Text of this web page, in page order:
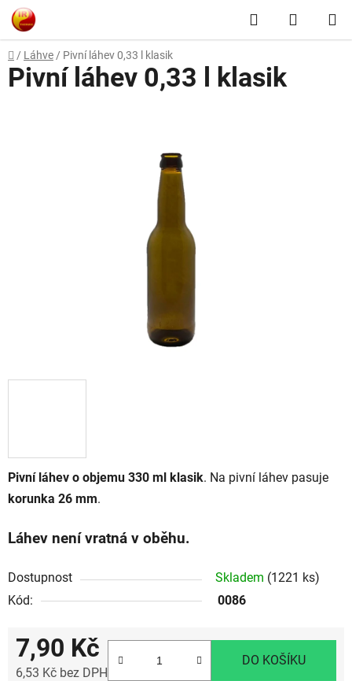
Přejít
na
obsah
Hledat
KOŠÍK
Domů
/ Láhve / Pivní láhev 0,33 l klasik
Pivní láhev o objemu 330 ml klasik. Na pivní láhev pasuje
korunka 26 mm.
Láhev není vratná v oběhu.
Dostupnost Skladem (1221 ks)
Kód:
0086
7,90 Kč
6,53 Kč bez DPH
DO KOŠÍKU
Pivní láhev 0,33 l klasik